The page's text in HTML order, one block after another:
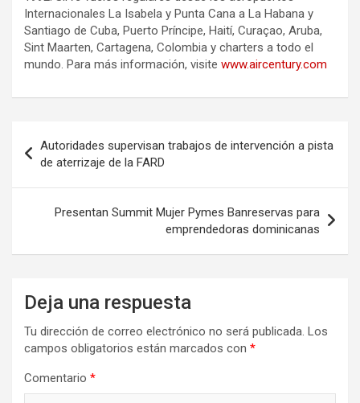
Internacionales La Isabela y Punta Cana a La Habana y
Santiago de Cuba, Puerto Príncipe, Haití, Curaçao, Aruba,
Sint Maarten, Cartagena, Colombia y charters a todo el
mundo. Para más información, visite www.aircentury.com
de
entradas
Autoridades supervisan trabajos de intervención a pista
de aterrizaje de la FARD
Presentan Summit Mujer Pymes Banreservas para
emprendedoras dominicanas
Deja una respuesta
Tu dirección de correo electrónico no será publicada. Los
campos obligatorios están marcados con *
Comentario *